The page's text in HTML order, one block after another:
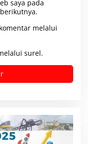
saya pada
melalui
surel.